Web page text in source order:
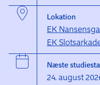
Lokation
EK
EK
Næste
24. august